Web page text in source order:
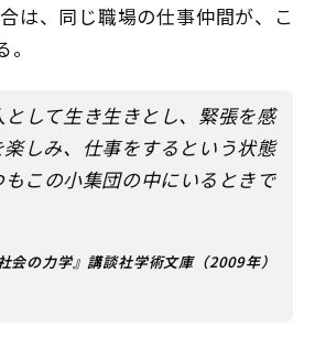
は、同じ職場の仕事仲間が、こ
として生き生きとし、緊張を感
楽しみ、仕事をするという状態
この小集団の中にいるときで
会の力学』講談社学術文庫（2009年）